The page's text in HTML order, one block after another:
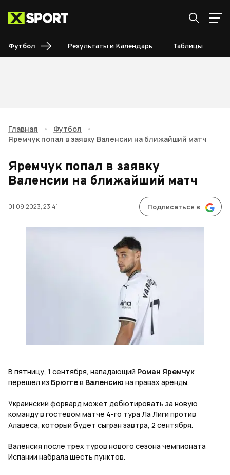
Футбол Результаты и Календарь Таблицы
Главная • Футбол
•
Яремчук попал в заявку Валенсии на ближайший матч
Яремчук попал в заявку
Валенсии на ближайший матч
01.09.2023, 23:41 Подписаться в
В пятницу, 1 сентября, нападающий Роман Яремчук
перешел из Брюггев Валенсию на правах аренды.
Украинский форвард может дебютировать за новую
команду в гостевом матче 4-го тура Ла Лиги против
Алавеса, который будет сыгран завтра, 2 сентября.
Валенсия после трех туров нового сезона чемпионата
Испании набрала шесть пунктов.